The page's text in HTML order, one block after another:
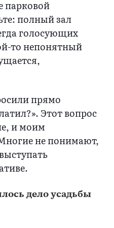
парковой
полный зал
голосующих
то непонятный
прямо
Этот вопрос
и моим
не понимают,
дело усадьбы